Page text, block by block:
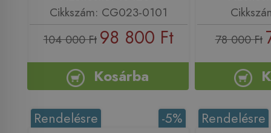
Cikkszám: CG023-0101
104 000 Ft 98 800 Ft
Kosárba
78 000 Ft
-5%
Rendelésre Rendelésre